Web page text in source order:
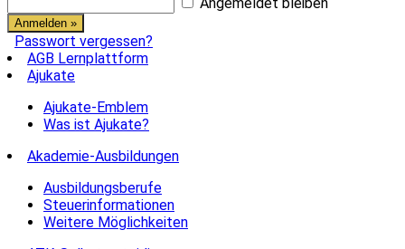
Passwort vergessen?
AGB Lernplattform
Ajukate
Ajukate-Emblem
Was ist Ajukate?
Akademie-Ausbildungen
Ausbildungsberufe
Steuerinformationen
Weitere Möglichkeiten